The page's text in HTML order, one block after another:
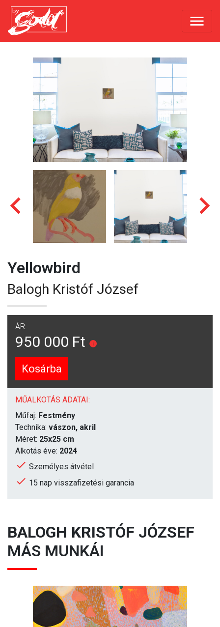
Yellowbird
Balogh Kristóf József
ÁR:
950 000 Ft
Kosárba
MŰALKOTÁS ADATAI:
Műfaj: Festmény
Technika: vászon, akril
Méret: 25x25 cm
Alkotás éve: 2024
Személyes átvétel
15 nap visszafizetési garancia
BALOGH KRISTÓF JÓZSEF
MÁS MUNKÁI